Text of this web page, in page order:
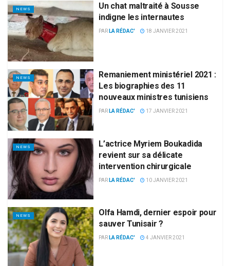
NEWS
Un chat maltraité à Sousse
indigne les internautes
PAR LA RÉDAC' 18 JANVIER 2021
NEWS
Remaniement ministériel 2021 :
Les biographies des 11
nouveaux ministres tunisiens
PAR LA RÉDAC' 17 JANVIER 2021
NEWS
L’actrice Myriem Boukadida
revient sur sa délicate
intervention chirurgicale
PAR LA RÉDAC' 10 JANVIER 2021
NEWS
Olfa Hamdi, dernier espoir pour
sauver Tunisair ?
PAR LA RÉDAC' 4 JANVIER 2021